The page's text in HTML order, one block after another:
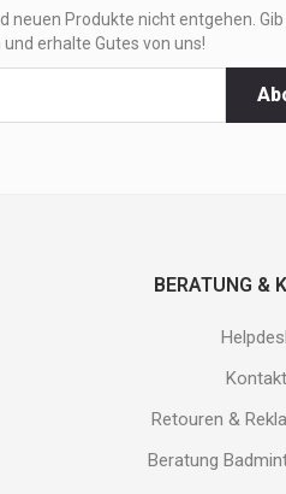
neuen Produkte nicht entgehen. Gib
erhalte Gutes von uns!
BERATUNG &
Kontakt
Retouren &
Beratung